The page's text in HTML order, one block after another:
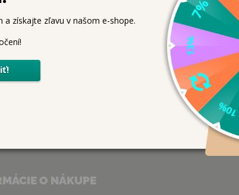
Môžete sa ale pozrieť na ostatné
O NÁKUPE